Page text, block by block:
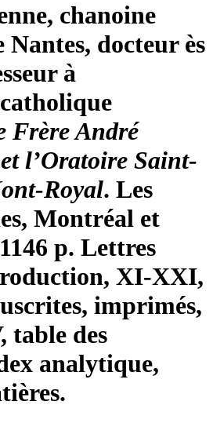
chanoine
docteur ès
à
Frère André
l’Oratoire Saint-
Royal. Les
Montréal et
p. Lettres
XI-XXI,
imprimés,
des
analytique,